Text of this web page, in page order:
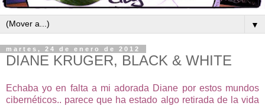
▼
martes, 24 de enero de 2012
DIANE KRUGER, BLACK & WHITE
Echaba yo en falta a mi adorada Diane por estos mundos
cibernéticos.. parece que ha estado algo retirada de la vida